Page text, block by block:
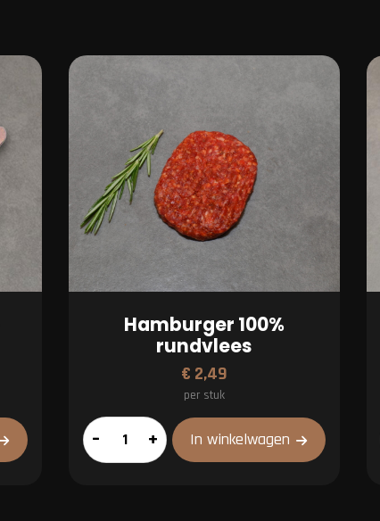
Hamburger 100%
rundvlees
€ 2,49
per stuk
Hamburger
100%
– + In winkelwagen